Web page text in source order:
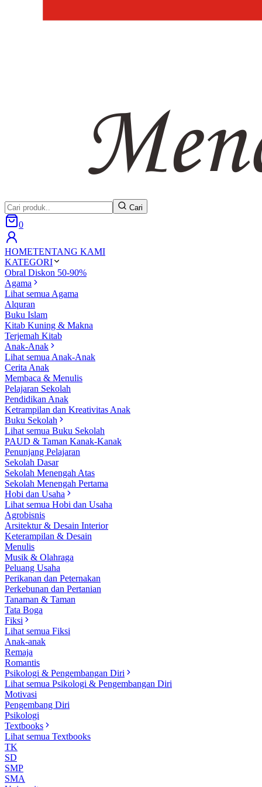
Cari
0
HOMETENTANG KAMI
KATEGORI
Obral Diskon 50-90%
Agama
Lihat semua Agama
Alquran
Buku Islam
Kitab Kuning & Makna
Terjemah Kitab
Anak-Anak
Lihat semua Anak-Anak
Cerita Anak
Membaca & Menulis
Pelajaran Sekolah
Pendidikan Anak
Ketrampilan dan Kreativitas Anak
Buku Sekolah
Lihat semua Buku Sekolah
PAUD & Taman Kanak-Kanak
Penunjang Pelajaran
Sekolah Dasar
Sekolah Menengah Atas
Sekolah Menengah Pertama
Hobi dan Usaha
Lihat semua Hobi dan Usaha
Agrobisnis
Arsitektur & Desain Interior
Keterampilan & Desain
Menulis
Musik & Olahraga
Peluang Usaha
Perikanan dan Peternakan
Perkebunan dan Pertanian
Tanaman & Taman
Tata Boga
Fiksi
Lihat semua Fiksi
Anak-anak
Remaja
Romantis
Psikologi & Pengembangan Diri
Lihat semua Psikologi & Pengembangan Diri
Motivasi
Pengembang Diri
Psikologi
Textbooks
Lihat semua Textbooks
TK
SD
SMP
SMA